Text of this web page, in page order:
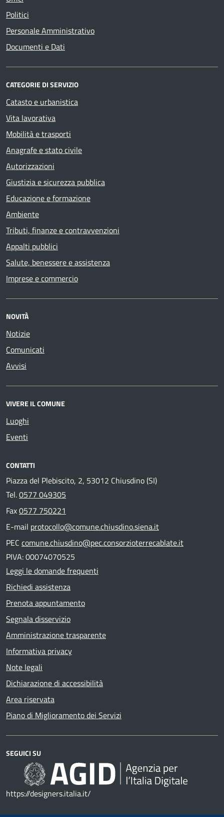
Politici
Personale Amministrativo
Documenti e Dati
CATEGORIE DI SERVIZIO
Catasto e urbanistica
Vita lavorativa
Mobilità e trasporti
Anagrafe e stato civile
Autorizzazioni
Giustizia e sicurezza pubblica
Educazione e formazione
Ambiente
Tributi, finanze e contravvenzioni
Appalti pubblici
Salute, benessere e assistenza
Imprese e commercio
NOVITÀ
Notizie
Comunicati
Avvisi
VIVERE IL COMUNE
Luoghi
Eventi
CONTATTI
Piazza del Plebiscito, 2, 53012 Chiusdino (SI)
Tel.0577 049305
Fax0577 750221
E-mail protocollo@comune.chiusdino.siena.it
PEC comune.chiusdino@pec.consorzioterrecablate.it
PIVA: 00074070525
Leggi le domande frequenti
Richiedi assistenza
Prenota appuntamento
Segnala disservizio
Amministrazione trasparente
Informativa privacy
Note legali
Dichiarazione di accessibilità
Area riservata
Piano di Miglioramento dei Servizi
SEGUICI SU
https://designers.italia.it/